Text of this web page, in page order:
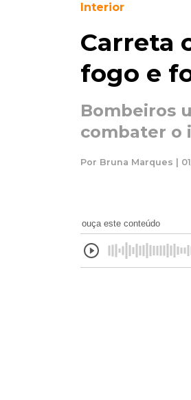
Interior
Carreta
fogo e
Bombeiros
combater o
Por Bruna Marques |
ouça este conteúdo